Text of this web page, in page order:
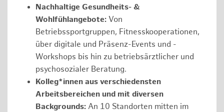
Nachhaltige Gesundheits- &
Wohlfühlangebote: Von
Betriebssportgruppen, Fitnesskooperationen,
über digitale und Präsenz-Events und -
Workshops bis hin zu betriebsärztlicher und
psychosozialer Beratung.
Kolleg*innen aus verschiedensten
Arbeitsbereichen und mit diversen
Backgrounds: An 10 Standorten mitten im